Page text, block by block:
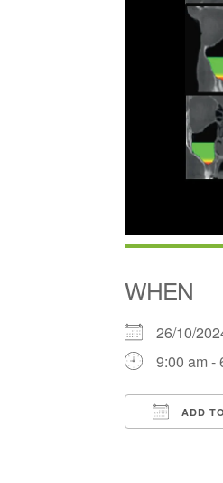
WHEN
26/10/
9:00 am -
ADD